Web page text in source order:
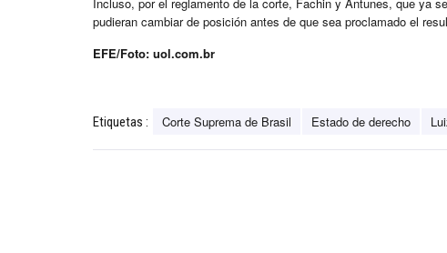
pudieran cambiar de posición antes de que sea proclamado el
EFE/Foto: uol.com.br
Etiquetas : Corte Suprema de Brasil Estado de derecho